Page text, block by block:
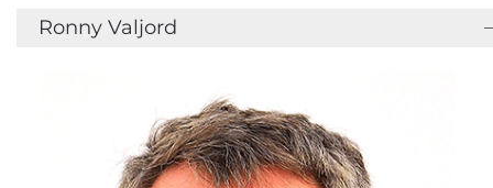
Ronny Valjord